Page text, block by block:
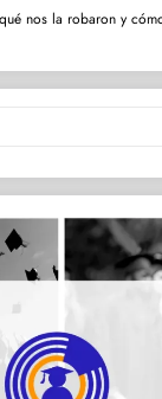
nos la robaron y